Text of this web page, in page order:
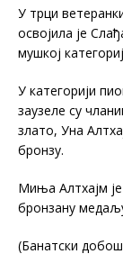
У трци
освојила је
мушкој
У категорији
заузеле су
злато, Уна
бронзу.
Миња Алтхајм
бронзану
(Банатски